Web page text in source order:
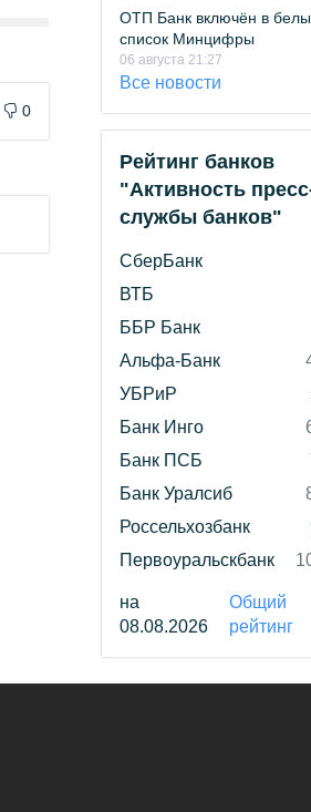
0
ОТП Банк включён в
список Минцифры
06 августа 21:27
Все новости
Рейтинг банков
"Активность
службы банков"
СберБанк
ВТБ
ББР Банк
Альфа-Банк
УБРиР
Банк Инго
Банк ПСБ
Банк Уралсиб
Россельхозбанк
Первоуральскбанк
на
08.08.2026
Общий
рейтинг